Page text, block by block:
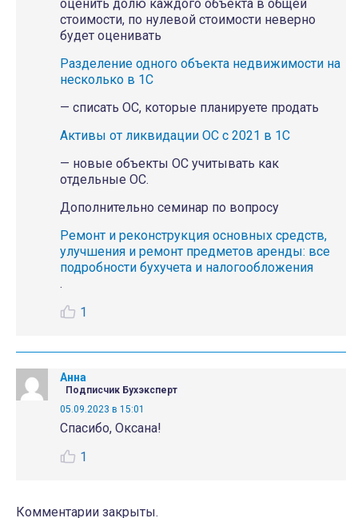
оценить долю каждого объекта в общей
стоимости, по нулевой стоимости неверно
будет оценивать
Разделение одного объекта недвижимости на
несколько в 1С
— списать ОС, которые планируете продать
Активы от ликвидации ОС с 2021 в 1С
— новые объекты ОС учитывать как
отдельные ОС.
Дополнительно семинар по вопросу
Ремонт и реконструкция основных средств,
улучшения и ремонт предметов аренды: все
подробности бухучета и налогообложения
.
1
Анна
Подписчик Бухэксперт
05.09.2023 в 15:01
Спасибо, Оксана!
1
Комментарии закрыты.